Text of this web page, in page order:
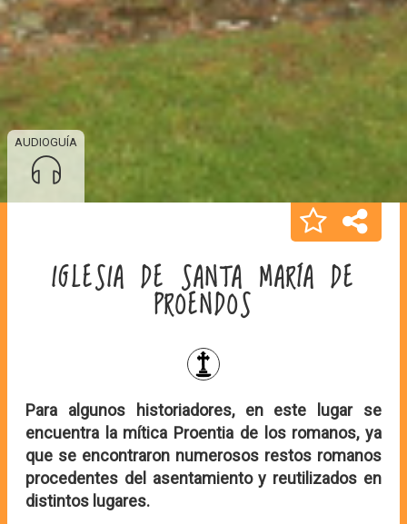
AUDIOGUÍA
IGLESIA DE SANTA MARÍA DE
PROENDOS
Para algunos historiadores, en este lugar se
encuentra la mítica Proentia de los romanos, ya
que se encontraron numerosos restos romanos
procedentes del asentamiento y reutilizados en
distintos lugares.